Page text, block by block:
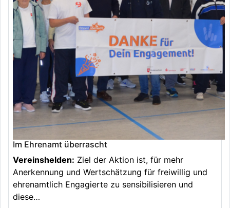
Im Ehrenamt überrascht
Vereinshelden: Ziel der Aktion ist, für mehr
Anerkennung und Wertschätzung für freiwillig und
ehrenamtlich Engagierte zu sensibilisieren und
diese…